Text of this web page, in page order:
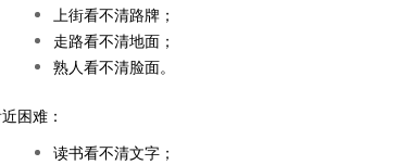
上街看不清路牌；
走路看不清地面；
熟人看不清脸面。
困难：
读书看不清文字；